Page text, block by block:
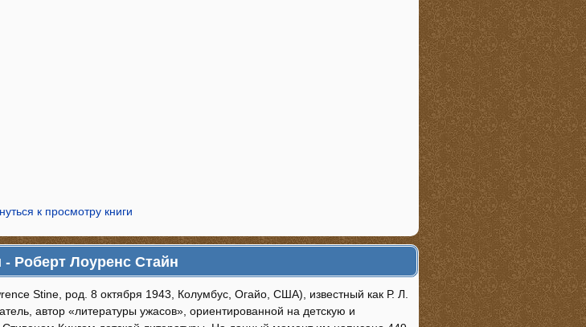
к просмотру книги
- Роберт Лоуренс Стайн
Stine, род. 8 октября 1943, Колумбус, Огайо, США), известный как Р. Л.
автор «литературы ужасов», ориентированной на детскую и